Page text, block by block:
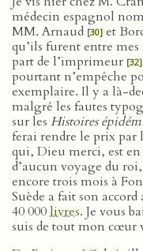
médecin espagnol
MM. Arnaud [30] et
qu’ils furent entre mes
part de l’imprimeur [32]
pourtant n’empêche
exemplaire. Il y a là-
malgré les fautes
sur les Histoires
ferai rendre le prix par
qui, Dieu merci, est
d’aucun voyage du
encore trois mois à
Suède a fait son
40 000livres. Je vous
suis de tout mon cœur